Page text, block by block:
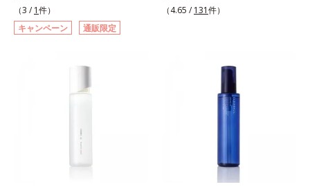
感に感じやすい状態のこと*4 発酵
アミノ酸（ポリグルタミン酸）配合
＝乾燥を防ぎ、うるおいに満ちた肌
（エルゴチオネイン）配合＝肌を整
物由来アミノ酸（エクトイン）配合
を除くLM＝さっぱり高保湿タイプ
（脂性肌～普通肌）RM＝しっとり
高保湿タイプ（普通肌～超乾性肌）
っくら感や透明感を叶えます。美白
果的なシナジー設計で、あなたのエ
イジングケアを応援します。*1 メ
ラニンの生成を抑え、シミ・ソバカ
スを防ぐ（ウォッシュを除く）*2
る*6 乾燥、ハリ・ツヤのなさ
*7 乾燥による*8 保湿成分*9
着目した肌科学エイジングケア(*3)
シリーズ。オルビスユー ドットシ
リーズは、年齢による肌悩み一つ一
ていることの根本原因に着目。加齢
いて研究を進めたところ、弾力感の
ある「透明感のなさ」が現れること
で大人の肌印象に大きな影響を与え
ていることが分かりました。そこで
（3 / 1件）
キャンペーン
通販限定
性の清潔感、爽やかさ、若々しさの
(*3)。ニキビ・肌荒れ予防有効成分
と保湿成分を新たに配合。これまで
の乾燥・テカリへのケアはそのまま
に、肌荒れ・ニキビ予防など“今”の
おいを逃しやすい男性肌に着目し、
アイテム同士をなじみやすくする
（4.65 / 131件）